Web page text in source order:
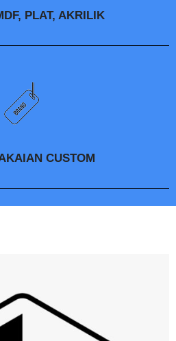
PLAT, AKRILIK
CUSTOM